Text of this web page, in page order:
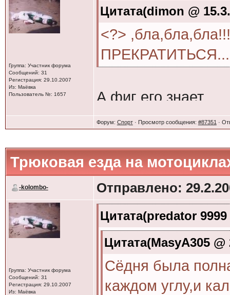
Группа: Участник форума
Сообщений: 31
Регистрация: 29.10.2007
Из: Маёвка
Пользователь №: 1657
Цитата(dimon @
<?>
А фиг его знает.
Форум: Спорт· Просмотр сообщения: #87351 ·
Трюковая езда на
-kolombo- Отправлено:
Группа: Участник форума
Сообщений: 31
Регистрация: 29.10.2007
Из: Маёвка
Цитата(predator
Цитата(MasyA305
Сёдня была
каждом углу,и